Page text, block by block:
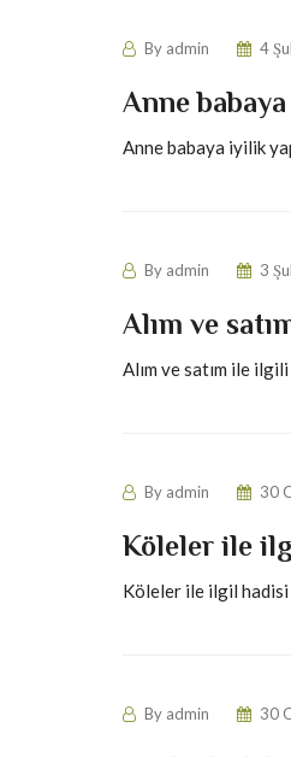
By admin 4
Anne
Anne babaya iyilik
By admin 3
Alım ve
Alım ve satım ile
By admin 30
Köleler ile
Köleler ile ilgil
By admin 30